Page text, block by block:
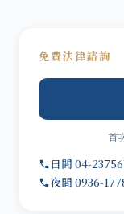
免費法律諮詢
首
日間 04-
夜間 0936-